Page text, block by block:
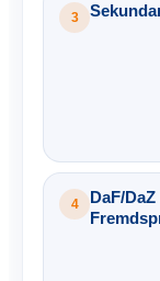
3
4
DaF/